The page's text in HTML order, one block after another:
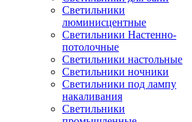
Светильники
люминисцентные
Светильники Настенно-
потолочные
Светильники настольные
Светильники ночники
Светильники под лампу
накаливания
Светильники